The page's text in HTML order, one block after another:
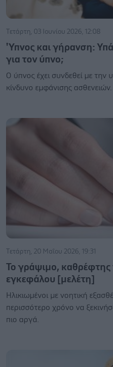
Τετάρτη, 03 Ιουνίου 2026, 12:08
'Υπνος και γήρανση:
για τον ύπνο;
Ο ύπνος έχει συνδεθεί με την
κίνδυνο εμφάνισης ασθενειών.
Τετάρτη, 20 Μαΐου 2026, 19:31
Το γράψιμο, καθρέφτης
εγκεφάλου [μελέτη]
Ηλικιωμένοι με νοητική
περισσότερο χρόνο να
πιο αργά.